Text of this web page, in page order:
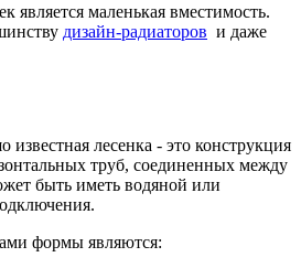
маленькая вместимость.
дизайн-радиаторов и даже
лесенка - это конструкция
труб, соединенных между
быть иметь водяной или
формы являются: